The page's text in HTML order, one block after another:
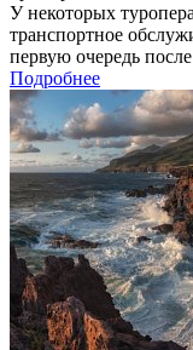
У некоторых
транспортное
первую очередь
Подробнее